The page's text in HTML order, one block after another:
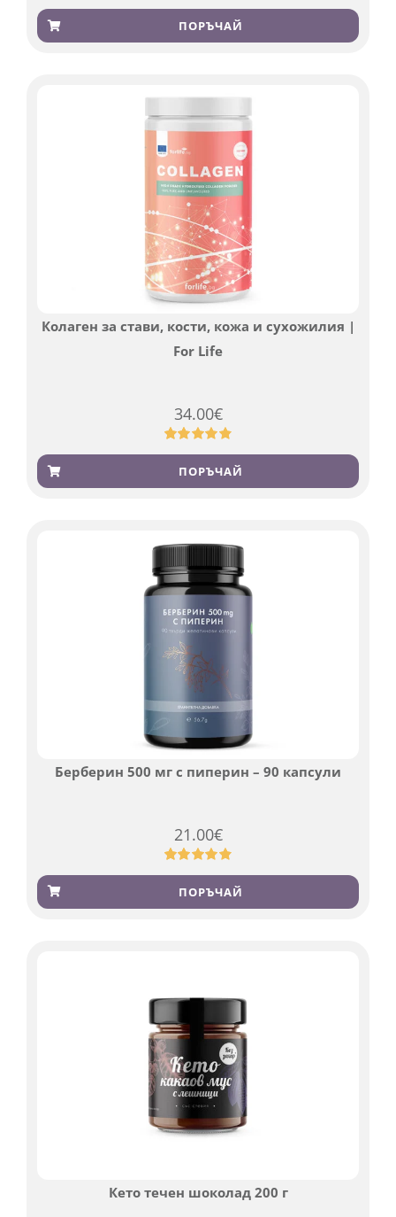
Оценен
4.76 от 5,
базирано
819
ПОРЪЧАЙ
Колаген за стави, кости, кожа и сухожилия |
For Life
34.00€
Оценен
4.83 от 5,
базирано
923
ПОРЪЧАЙ
Берберин 500 мг с пиперин – 90 капсули
21.00€
Оценен
4.84 от 5,
базирано
369
ПОРЪЧАЙ
Кето течен шоколад 200 г